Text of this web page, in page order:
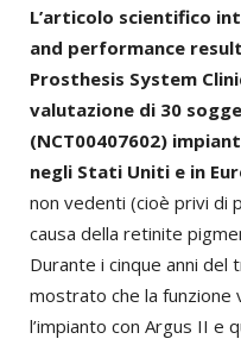
L’articolo scientifico
and performance
Prosthesis System
valutazione di 30
(NCT00407602)
negli Stati Uniti e in
non vedenti (cioè privi di
causa della retinite
Durante i cinque anni del
mostrato che la funzione
l’impianto con Argus II e